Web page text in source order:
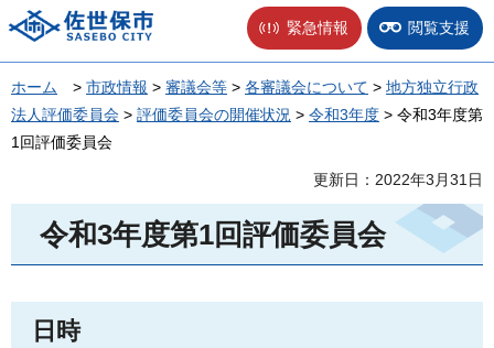
佐世保市 緊急情報 閲覧支援
ホーム > 市政情報 > 審議会等 > 各審議会について > 地方独立行政
法人評価委員会 > 評価委員会の開催状況 > 令和3年度 > 令和3年度第
1回評価委員会
更新日：2022年3月31日
令和3年度第1回評価委員会
日時